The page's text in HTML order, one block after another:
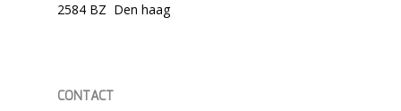
2584 BZ Den haag
CONTACT